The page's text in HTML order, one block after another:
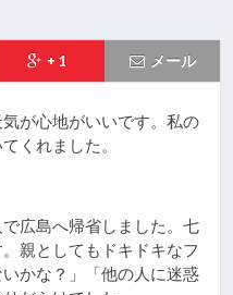
+ 1 メール
が心地がいいです。私の
くれました。
広島へ帰省しました。七
親としてもドキドキなフ
かな？」「他の人に迷惑